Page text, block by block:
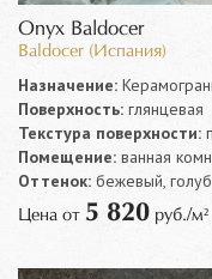
Onyx Baldocer
Baldocer (Испания)
Назначение:
Поверхность: глянцевая
Текстура поверхности:
Помещение: ванная
Оттенок: бежевый,
Цена от 5 820 руб./м²